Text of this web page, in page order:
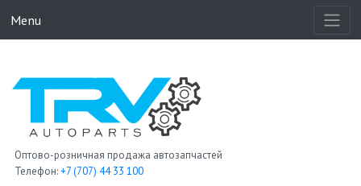
Menu
Оптово-розничная продажа автозапчастей
Телефон:+7 (707) 44 33 100